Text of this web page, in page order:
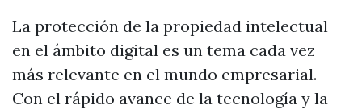
La protección de la propiedad intelectual
en el ámbito digital es un tema cada vez
más relevante en el mundo empresarial.
Con el rápido avance de la tecnología y la